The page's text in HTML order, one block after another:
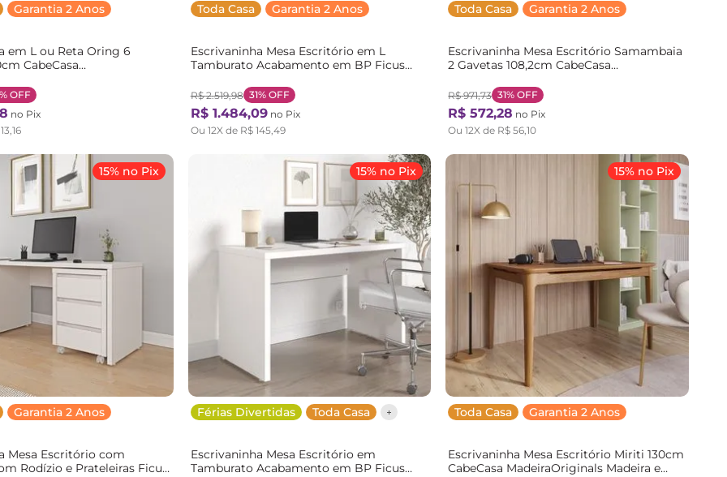
Garantia 2 Anos
em L ou Reta Oring 6
CabeCasa
OFF
no Pix
,16
Toda Casa Garantia 2 Anos
Escrivaninha Mesa Escritório em L
Tamburato Acabamento em BP Ficus
Branco
R$ 2.519,98 31%OFF
R$ 1.484,09no Pix
Ou 12X de R$ 145,49
Toda Casa Garantia 2 Anos
Escrivaninha Mesa Escritório Samambaia
2 Gavetas 108,2cm CabeCasa
White
R$ 971,73 31% OFF
R$ 572,28 no Pix
Ou12X de R$ 56,10
Garantia 2 Anos
15% no Pix
Mesa Escritório com
Rodízio e Prateleiras Ficus
Férias Divertidas Toda Casa
15% no Pix
Escrivaninha Mesa Escritório em
Tamburato Acabamento em BP Ficus
Toda Casa Garantia 2 Anos
15% no Pix
Escrivaninha Mesa Escritório Miriti 130cm
CabeCasa MadeiraOriginals Madeira e